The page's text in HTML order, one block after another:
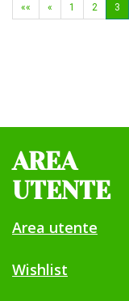
Aggiungi
30CPR
«« « 1 2 3
AREA
UTENTE
Area utente
Wishlist